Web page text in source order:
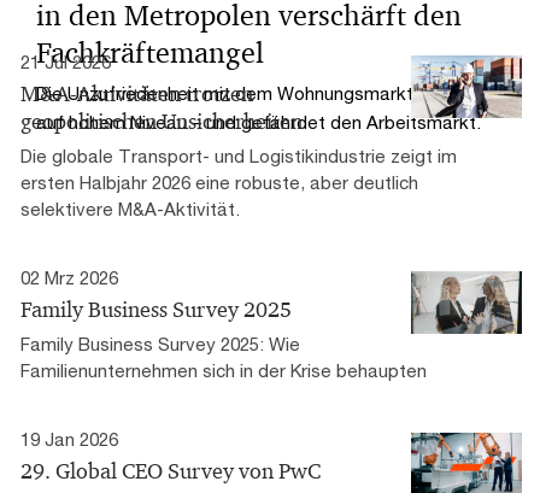
in den Metropolen verschärft den
Fachkräftemangel
Die Unzufriedenheit mit dem Wohnungsmarkt verharrt
auf hohem Niveau – und gefährdet den Arbeitsmarkt.
21 Jul 2026
M&A-Aktivitäten trotzen
geopolitischen Unsicherheiten
Die globale Transport- und Logistikindustrie zeigt im
ersten Halbjahr 2026 eine robuste, aber deutlich
selektivere M&A-Aktivität.
02 Mrz 2026
Family Business Survey 2025
Family Business Survey 2025: Wie
Familienunternehmen sich in der Krise behaupten
19 Jan 2026
29. Global CEO Survey von PwC